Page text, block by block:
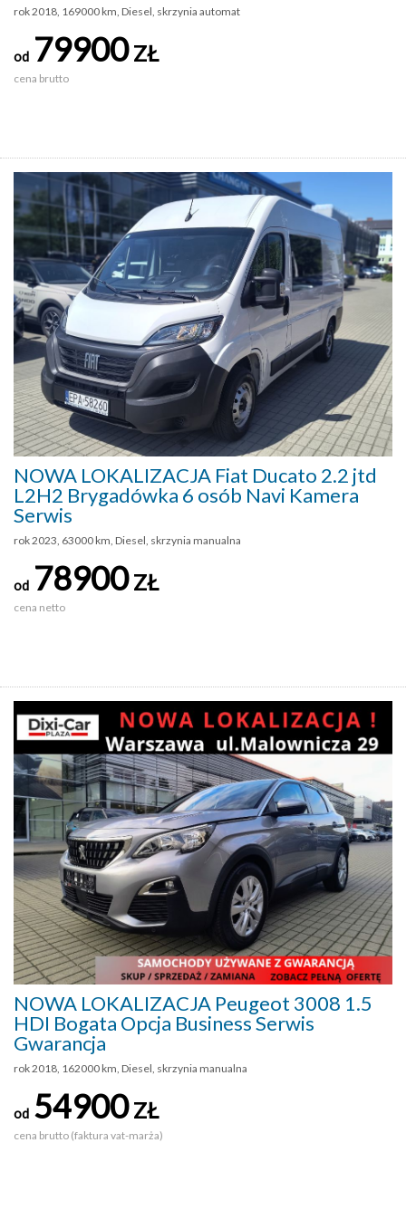
rok 2018, 169000 km, Diesel, skrzynia automat
od 79900ZŁ
cena brutto
NOWA LOKALIZACJA Fiat Ducato 2.2 jtd
L2H2 Brygadówka 6 osób Navi Kamera
Serwis
rok 2023, 63000 km, Diesel, skrzynia manualna
od 78900ZŁ
cena netto
NOWA LOKALIZACJA Peugeot 3008 1.5
HDI Bogata Opcja Business Serwis
Gwarancja
rok 2018, 162000 km, Diesel, skrzynia manualna
od 54900ZŁ
cena brutto (faktura vat-marża)